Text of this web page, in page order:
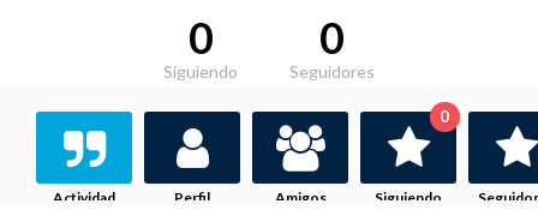
0
Siguiendo
0
Seguidores
Actividad Perfil Amigos Siguiendo
0